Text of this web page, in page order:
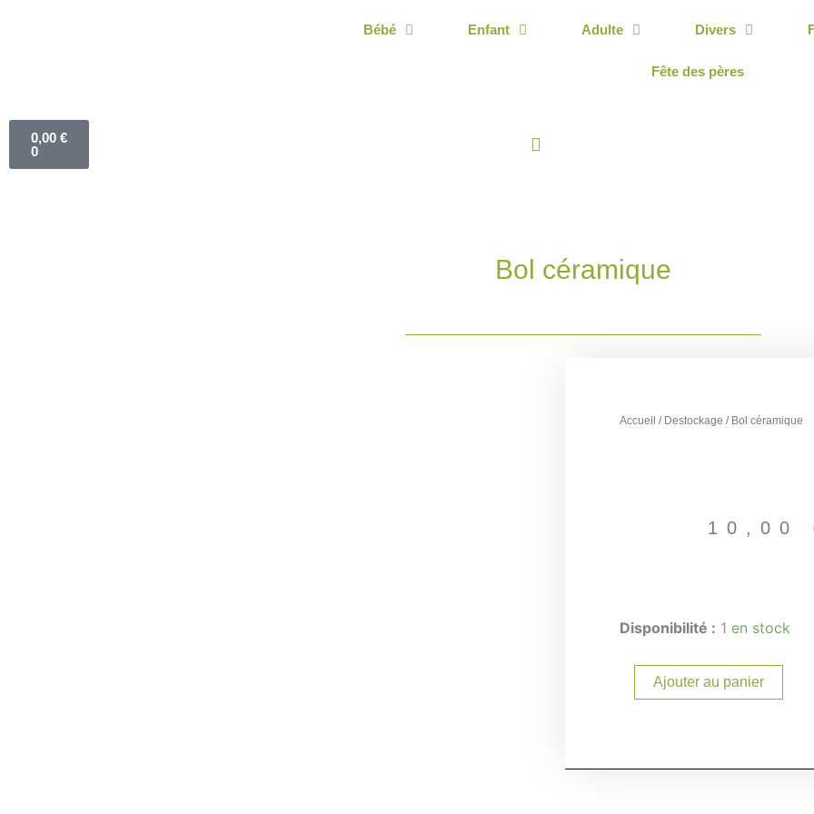
Bébé Enfant Adulte Divers
Fête des pères
0,00 €
0
Bol céramique
Accueil / Destockage / Bol céramique
10,00
Disponibilité : 1 en stock
quantité
céramiqueAjouter au panier